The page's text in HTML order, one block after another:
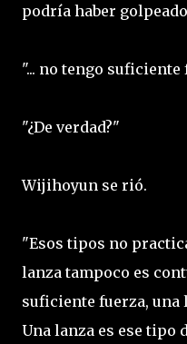
podría haber
"... no tengo suficiente
"¿De verdad?"
Wijihoyun se rió.
"Esos tipos no
lanza tampoco es
suficiente fuerza, una
Una lanza es ese tipo